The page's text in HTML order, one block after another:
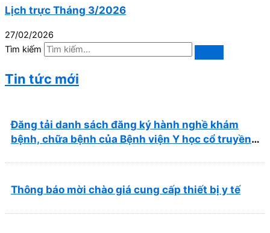
Lịch trực Tháng 3/2026
27/02/2026
Tìm kiếm
Tin tức mới
Đăng tải danh sách đăng ký hành nghề khám
bệnh, chữa bệnh của Bệnh viện Y học cổ truyền
Thông báo mời chào giá cung cấp thiết bị y tế